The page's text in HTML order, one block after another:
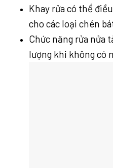
Khay rửa có thể
cho các loại chén
Chức năng rửa nửa
lượng khi không có